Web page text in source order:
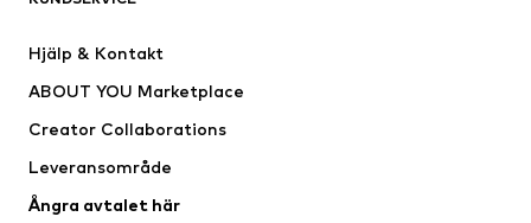
Underkläder
Kappor
Badkläder
Hjälp & Kontakt
ABOUT YOU Marketplace
Creator Collaborations
Leveransområde
Ångra avtalet här